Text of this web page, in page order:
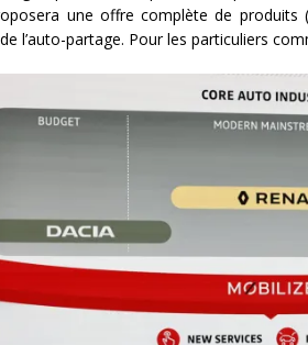
une offre complète de
l’auto-partage. Pour les particuliers